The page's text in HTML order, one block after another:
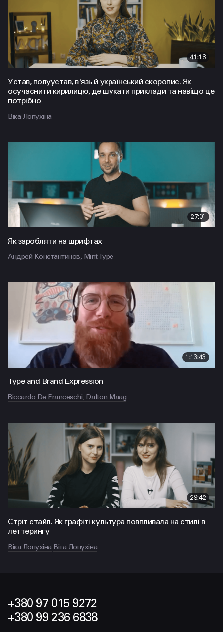
41:18
Устав, полуустав, в'язь й український скоропис. Як
осучаснити кирилицю, де шукати приклади та навіщо це
потрібно
Віка Лопухіна
27:01
Як заробляти на шрифтах
Андрей Константинов, Mint Type
1:13:43
Type and Brand Expression
Riccardo De Franceschi, Dalton Maag
29:42
Стріт стайл. Як графіті культура повпливала на стилі в
леттерингу
Віка Лопухіна Віта Лопухіна
+380 97 015 9272
+380 99 236 6838